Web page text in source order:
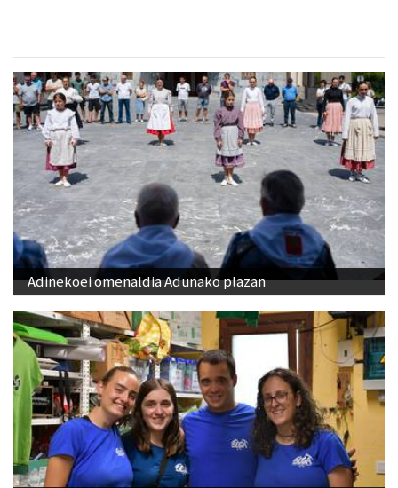
Adinekoei omenaldia Adunako plazan